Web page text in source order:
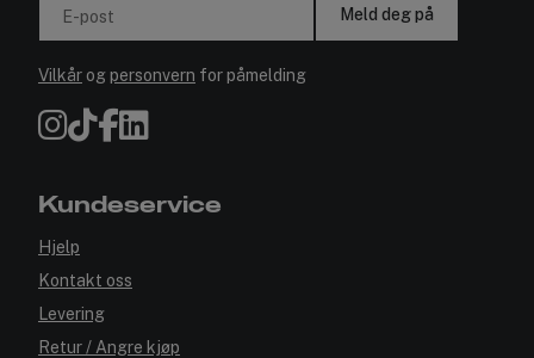
E-post Meld deg på
Vilkår ogpersonvern for påmelding
Kundeservice
Hjelp
Kontakt oss
Levering
Retur / Angre kjøp